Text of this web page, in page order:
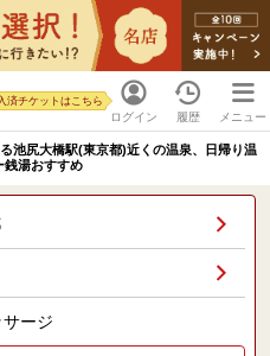
ログイン
済チケットはこちら
履歴 メニュー
池尻大橋駅(東京都)近くの温泉、日帰り温
銭湯おすすめ
ージ